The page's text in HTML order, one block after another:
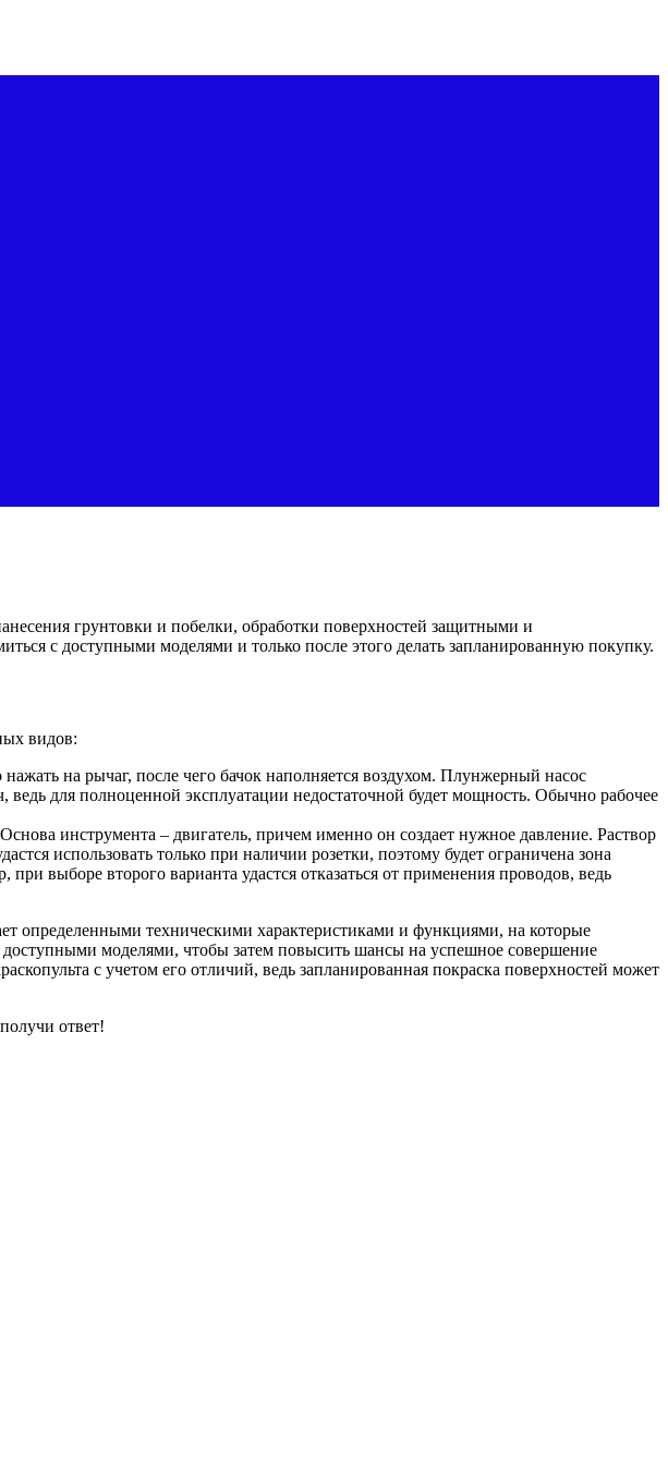
грунтовки и побелки, обработки поверхностей защитными и
с доступными моделями и только после этого делать запланированную покупку.
видов:
на рычаг, после чего бачок наполняется воздухом. Плунжерный насос
ведь для полноценной эксплуатации недостаточной будет мощность. Обычно рабочее
инструмента – двигатель, причем именно он создает нужное давление. Раствор
использовать только при наличии розетки, поэтому будет ограничена зона
выборе второго варианта удастся отказаться от применения проводов, ведь
определенными техническими характеристиками и функциями, на которые
моделями, чтобы затем повысить шансы на успешное совершение
с учетом его отличий, ведь запланированная покраска поверхностей может
ответ!